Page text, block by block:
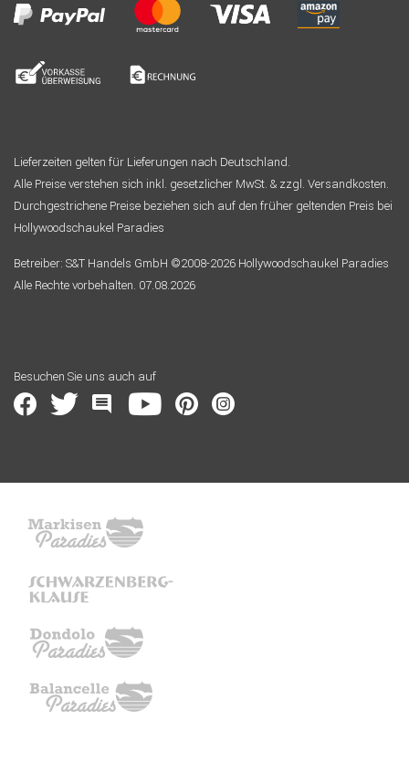
Lieferzeiten gelten für Lieferungen nach Deutschland.
Alle Preise verstehen sich inkl. gesetzlicher MwSt. & zzgl. Versandkosten.
Durchgestrichene Preise beziehen sich auf den früher geltenden Preis bei
Hollywoodschaukel Paradies
Betreiber: S&T Handels GmbH ©2008-2026 Hollywoodschaukel Paradies
Alle Rechte vorbehalten. 07.08.2026
Besuchen Sie uns auch auf